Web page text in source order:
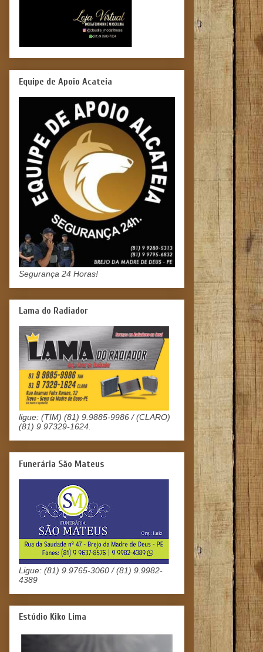
Equipe de Apoio Acateia
Segurança 24 Horas!
Lama do Radiador
ligue: (TIM) (81) 9.9885-9986 / (CLARO)
(81) 9.97329-1624.
Funerária São Mateus
Ligue: (81) 9.9765-3060 / (81) 9.9982-
4389
Estúdio Kiko Lima